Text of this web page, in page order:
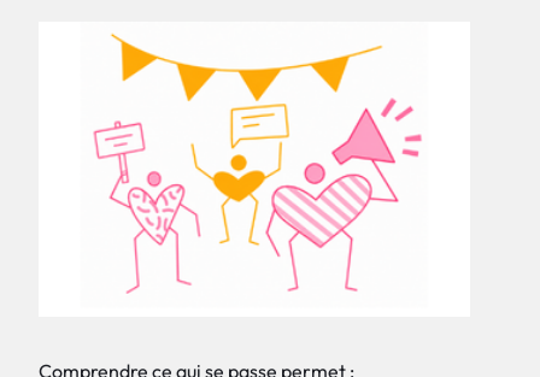
Comprendre ce qui se passe permet :